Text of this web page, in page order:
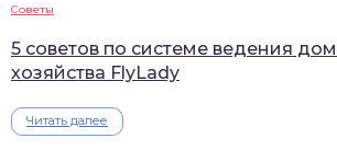
Советы
5 советов по системе ведения
хозяйства FlyLady
Читать далее